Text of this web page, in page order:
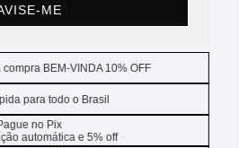
ME
BEM-VINDA 10% OFF
para todo o Brasil
no Pix
automática e 5% off